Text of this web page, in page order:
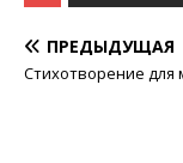
ПРЕДЫДУЩАЯ
Стихотворение